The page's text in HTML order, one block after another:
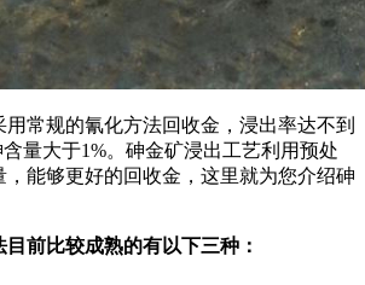
常规的氰化方法回收金，浸出率达不到
量大于1%。砷金矿浸出工艺利用预处
能够更好的回收金，这里就为您介绍砷
前比较成熟的有以下三种：